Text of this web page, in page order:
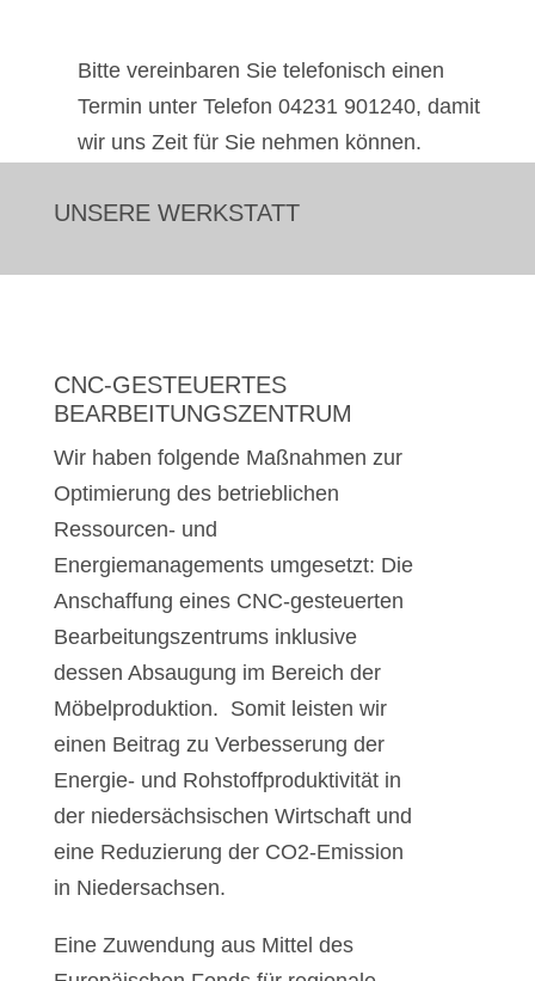
Bitte vereinbaren Sie telefonisch einen
Termin unter Telefon 04231 901240, damit
wir uns Zeit für Sie nehmen können.
UNSERE WERKSTATT
CNC-GESTEUERTES
BEARBEITUNGSZENTRUM
Wir haben folgende Maßnahmen zur
Optimierung des betrieblichen
Ressourcen- und
Energiemanagements umgesetzt: Die
Anschaffung eines CNC-gesteuerten
Bearbeitungszentrums inklusive
dessen Absaugung im Bereich der
Möbelproduktion. Somit leisten wir
einen Beitrag zu Verbesserung der
Energie- und Rohstoffproduktivität in
der niedersächsischen Wirtschaft und
eine Reduzierung der CO2-Emission
in Niedersachsen.
Eine Zuwendung aus Mittel des